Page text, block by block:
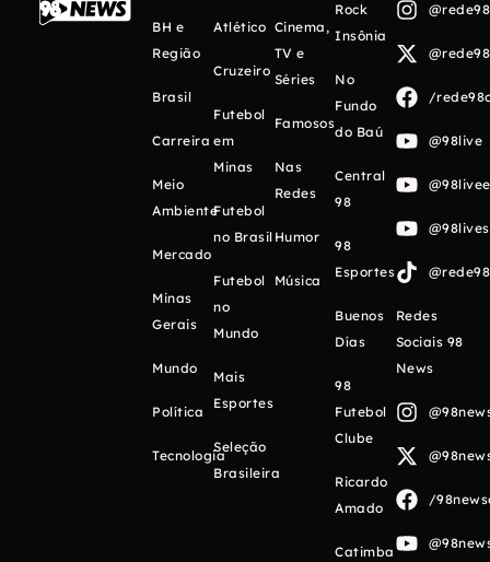
BH e
Região
Brasil
Carreira
Meio
Ambiente
Mercado
Minas
Gerais
Mundo
Política
Tecnologia
Atlético
Cruzeiro
Futebol
em
Minas
Futebol
no Brasil
Futebol
no
Mundo
Mais
Esportes
Seleção
Brasileira
Cinema,
TV e
Séries
Famosos
Nas
Redes
Humor
Música
Rock
Insônia
No
Fundo
do Baú
Central
98
98
Esportes
Buenos
Días
98
Futebol
Clube
Ricardo
Amado
Catimba
/
@98live
Redes
Sociais 98
News
/